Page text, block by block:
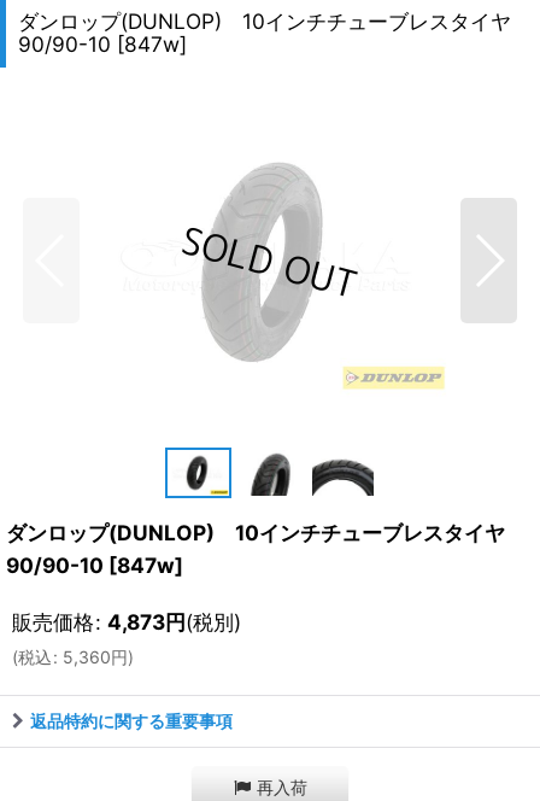
ダンロップ(DUNLOP) 10インチチューブレスタイヤ
90/90-10 [847w]
ダンロップ(DUNLOP) 10インチチューブレスタイヤ
90/90-10 [847w]
販売価格: 4,873円(税別)
(税込: 5,360円)
返品特約に関する重要事項
再入荷